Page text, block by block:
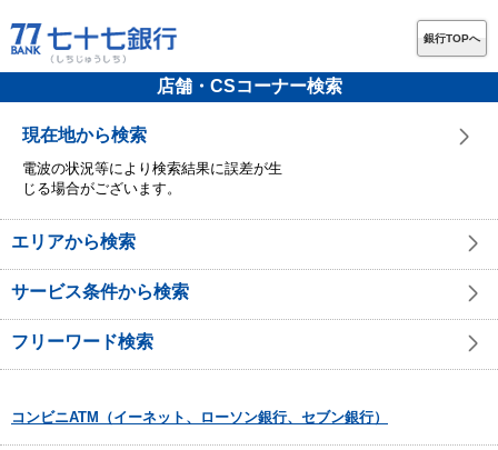
銀行TOPへ
店舗・CSコーナー検索
現在地から検索
電波の状況等により検索結果に誤差が生
じる場合がございます。
エリアから検索
サービス条件から検索
フリーワード検索
コンビニATM（イーネット、ローソン銀行、セブン銀行）